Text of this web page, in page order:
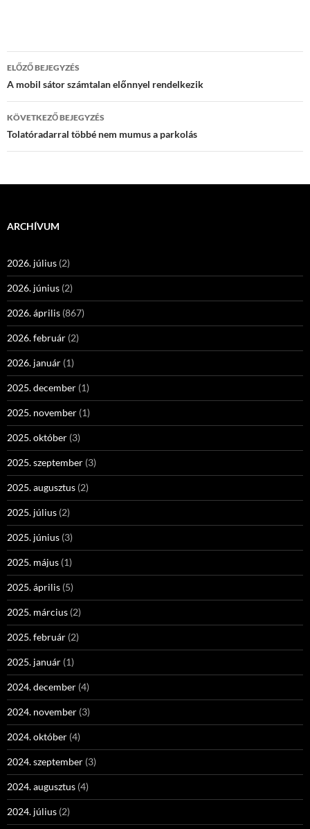
Bejegyzések
navigációja
ELŐZŐ BEJEGYZÉS
A mobil sátor számtalan előnnyel rendelkezik
KÖVETKEZŐ BEJEGYZÉS
Tolatóradarral többé nem mumus a parkolás
ARCHÍVUM
2026. július (2)
2026. június (2)
2026. április (867)
2026. február (2)
2026. január (1)
2025. december (1)
2025. november (1)
2025. október (3)
2025. szeptember (3)
2025. augusztus (2)
2025. július (2)
2025. június (3)
2025. május (1)
2025. április (5)
2025. március (2)
2025. február (2)
2025. január (1)
2024. december (4)
2024. november (3)
2024. október (4)
2024. szeptember (3)
2024. augusztus (4)
2024. július (2)